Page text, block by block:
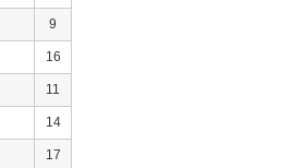
9
16
11
14
17